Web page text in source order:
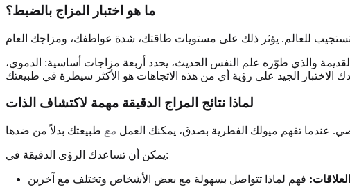
ما هو اختبار المزاج بالضبط؟
والذي طوّره علم النفس الحديث، يحدد أربعة مزاجات أساسية: الدموي،
لماذا نتائج المزاج الدقيقة مهمة لاكتشاف الذات
عندما تفهم ميولك الفطرية بصدق، يمكنك العمل مع
يمكن أن تساعدك الرؤى الدقيقة في: